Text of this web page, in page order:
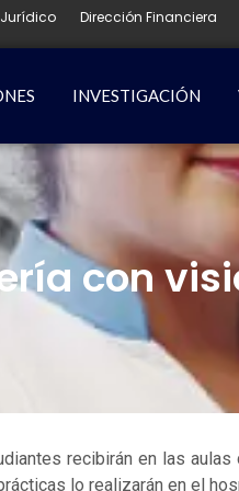
Dirección Financiera
INVESTIGACIÓN
con
recibirán en las aulas
lo realizarán en el